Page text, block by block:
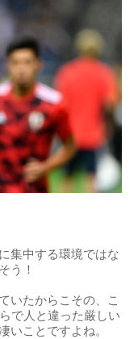
集中する環境ではな
う！
いたからこその、こ
で人と違った厳しい
いことですよね。